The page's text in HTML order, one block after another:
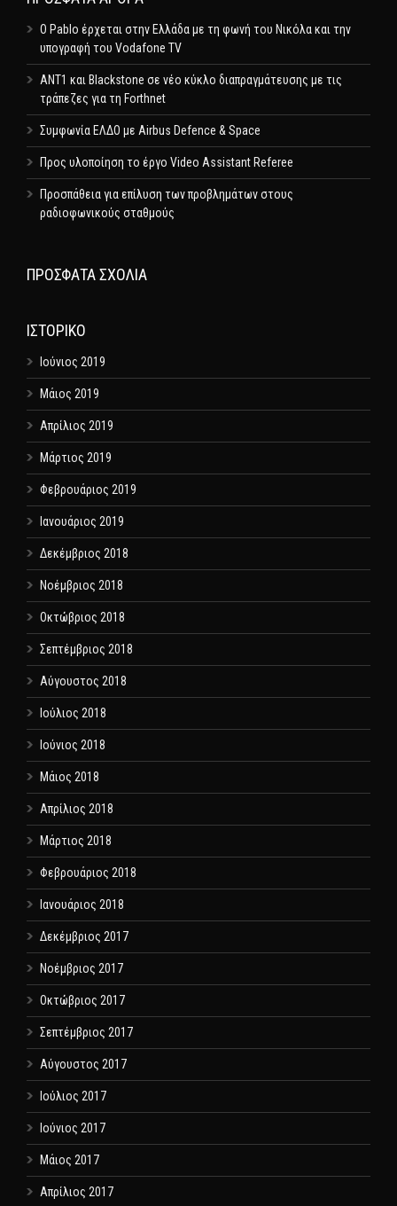
Ο Pablo έρχεται στην Ελλάδα με τη φωνή του Νικόλα και την
υπογραφή του Vodafone TV
ΑΝΤ1 και Blackstone σε νέο κύκλο διαπραγμάτευσης με τις
τράπεζες για τη Forthnet
Συμφωνία ΕΛΔΟ με Airbus Defence & Space
Προς υλοποίηση το έργο Video Assistant Referee
Προσπάθεια για επίλυση των προβλημάτων στους
ραδιοφωνικούς σταθμούς
ΠΡΌΣΦΑΤΑ ΣΧΌΛΙΑ
ΙΣΤΟΡΙΚΌ
Ιούνιος 2019
Μάιος 2019
Απρίλιος 2019
Μάρτιος 2019
Φεβρουάριος 2019
Ιανουάριος 2019
Δεκέμβριος 2018
Νοέμβριος 2018
Οκτώβριος 2018
Σεπτέμβριος 2018
Αύγουστος 2018
Ιούλιος 2018
Ιούνιος 2018
Μάιος 2018
Απρίλιος 2018
Μάρτιος 2018
Φεβρουάριος 2018
Ιανουάριος 2018
Δεκέμβριος 2017
Νοέμβριος 2017
Οκτώβριος 2017
Σεπτέμβριος 2017
Αύγουστος 2017
Ιούλιος 2017
Ιούνιος 2017
Μάιος 2017
Απρίλιος 2017